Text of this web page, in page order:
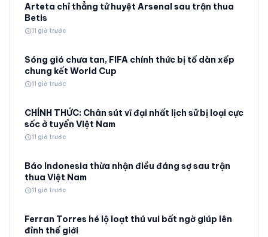
Arteta chỉ thẳng tử huyệt Arsenal sau trận thua
Betis
schedule11 giờ trước
Sóng gió chưa tan, FIFA chính thức bị tố dàn xếp
chung kết World Cup
schedule11 giờ trước
CHÍNH THỨC: Chân sút vĩ đại nhất lịch sử bị loại cực
sốc ở tuyển Việt Nam
schedule11 giờ trước
Báo Indonesia thừa nhận điều đáng sợ sau trận
thua Việt Nam
schedule11 giờ trước
Ferran Torres hé lộ loạt thú vui bất ngờ giúp lên
đỉnh thế giới